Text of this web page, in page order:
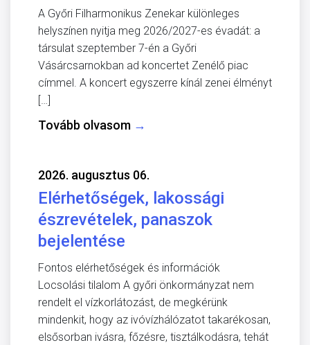
A Győri Filharmonikus Zenekar különleges
helyszínen nyitja meg 2026/2027-es évadát: a
társulat szeptember 7-én a Győri
Vásárcsarnokban ad koncertet Zenélő piac
címmel. A koncert egyszerre kínál zenei élményt
[…]
Tovább olvasom →
2026. augusztus 06.
Elérhetőségek, lakossági
észrevételek, panaszok
bejelentése
Fontos elérhetőségek és információk
Locsolási tilalom A győri önkormányzat nem
rendelt el vízkorlátozást, de megkérünk
mindenkit, hogy az ivóvízhálózatot takarékosan,
elsősorban ivásra, főzésre, tisztálkodásra, tehát